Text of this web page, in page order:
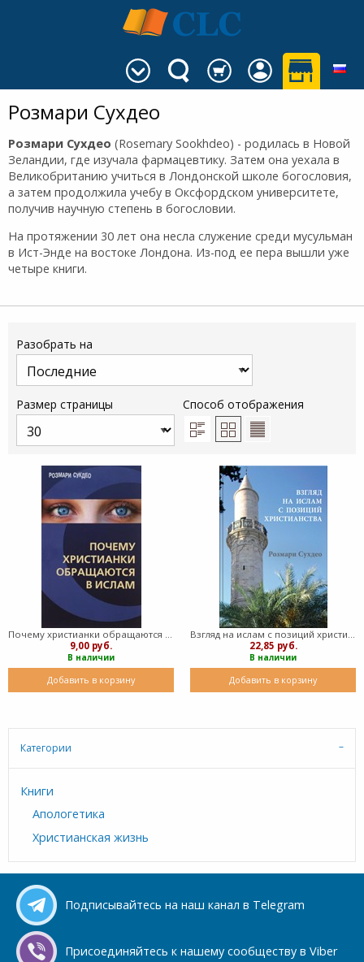
Розмари Сухдео
Розмари Сухдео (Rosemary Sookhdeo) - родилась в Новой
Зеландии, где изучала фармацевтику. Затем она уехала в
Великобританию учиться в Лондонской школе богословия,
а затем продолжила учебу в Оксфордском университете,
получив научную степень в богословии.
На протяжении 30 лет она несла служение среди мусульман
в Ист-Энде на востоке Лондона. Из-под ее пера вышли уже
четыре книги.
Разобрать на
Размер страницы Способ отображения
Почему христианки обращаются в ислам (Мягкий)
9,00 руб.
В наличии
Добавить в корзину
Взгляд на ислам с позиций христианства (Твердый)
22,85 руб.
В наличии
Добавить в корзину
Категории
Книги
Апологетика
Христианская жизнь
Подписывайтесь на наш канал в Telegram
Присоединяйтесь к нашему сообществу в Viber